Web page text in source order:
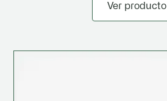
Ver producto